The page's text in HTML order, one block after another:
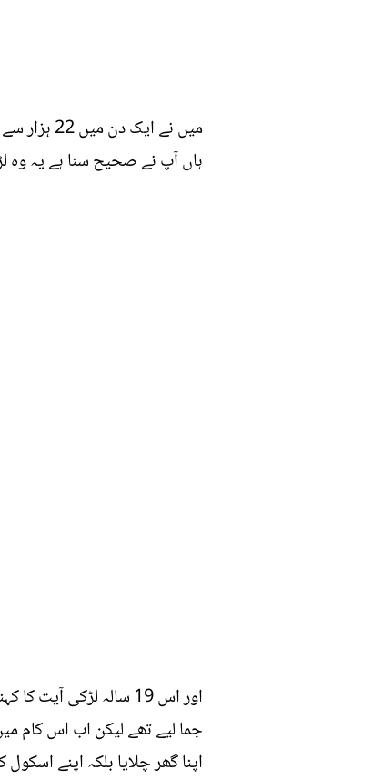
میں نے
ہاں آپ نے صحیح سنا ہے یہ وہ
اور اس 19 سالہ لڑکی
جما لیے تھے لیکن اب اس کام
اپنا گھر چلایا بلکہ اپنے